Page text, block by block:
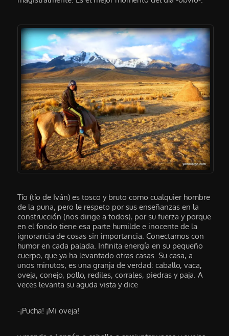
Tío (tío de Iván) es tosco y bruto como cualquier hombre
de la puna, pero le respeto por sus enseñanzas en la
construcción (nos dirige a todos), por su fuerza y porque
en el fondo tiene esa parte humilde e inocente de la
ignorancia de cosas sin importancia. Conectamos con
humor en cada palada. Infinita energía en su pequeño
cuerpo, que ya ha levantado otras casas. Su casa, a
unos minutos, es una granja de verdad: caballo, vaca,
oveja, conejo, pollo, rediles, corrales, piedras y paja. A
veces levanta su aguda vista y dice
-¡Pucha! ¡Mi oveja!